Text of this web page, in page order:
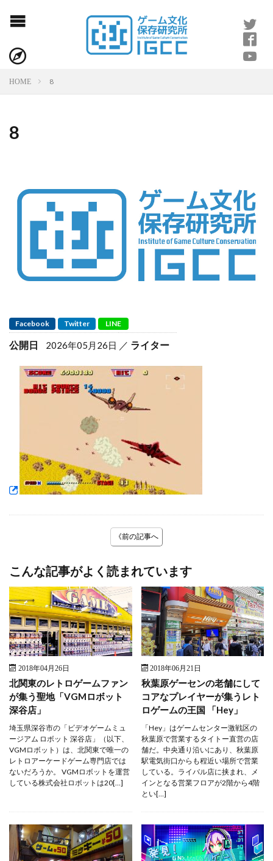
HOME 8
8
Facebook Twitter LINE
公開日 2026年05月26日 ライター
《前の記事へ
こんな記事がよく読まれています
2018年04月26日
北関東のレトロゲームファン
が集う聖地「VGMロボット
深谷店」
埼玉県深谷市の「ビデオゲームミュ
ージアム ロボット 深谷店」（以下、
VGMロボット）は、北関東で唯一の
レトロアーケードゲーム専門店では
ないだろうか。 VGMロボットを運営
している株式会社ロボットは20[…]
2018年06月21日
秋葉原ゲーセンの老舗にして
コアなプレイヤーが集うレト
ロゲームの王国 「Hey」
「Hey」はゲームセンター激戦区の
秋葉原で営業するタイトー直営の店
舗だ。中央通り沿いにあり、秋葉原
駅電気街口からも程近い場所で営業
している。ライバル店に挟まれ、メ
インとなる営業フロアが2階から4階
とい[…]